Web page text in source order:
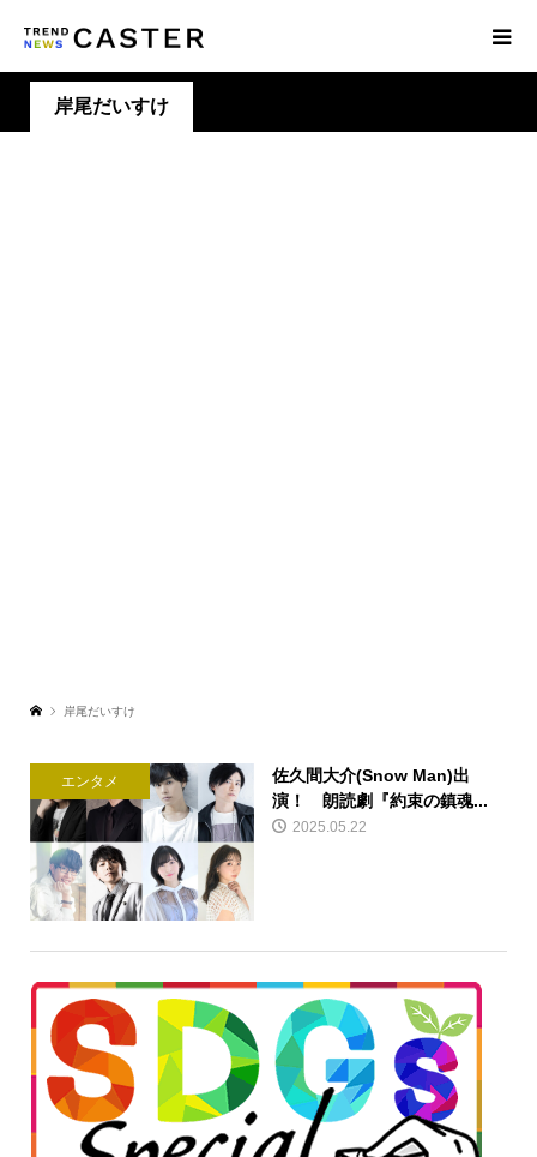
岸尾だいすけ
岸尾だいすけ
エンタメ
佐久間大介(Snow Man)出
演！ 朗読劇『約束の鎮魂...
2025.05.22